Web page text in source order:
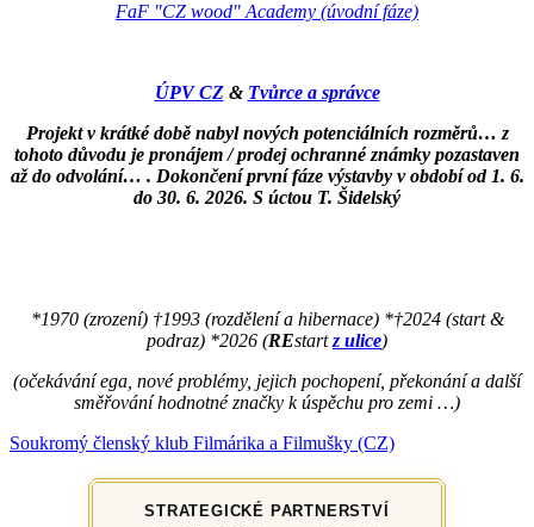
FaF "CZ wood" Academy (úvodní fáze)
ÚPV CZ & Tvůrce a správce
Projekt v krátké době nabyl nových potenciálních rozměrů… z
tohoto důvodu je pronájem / prodej ochranné známky pozastaven
až do odvolání… . Dokončení první fáze výstavby v období od 1. 6.
do 30. 6. 2026. S úctou T. Šidelský
*1970 (zrození) †1993 (rozdělení a hibernace) *†2024 (start &
podraz) *2026 (REstartz ulice)
(očekávání ega, nové problémy, jejich pochopení, překonání a další
směřování hodnotné značky k úspěchu pro zemi …)
Soukromý členský klub Filmárika a Filmušky (CZ)
STRATEGICKÉ PARTNERSTVÍ